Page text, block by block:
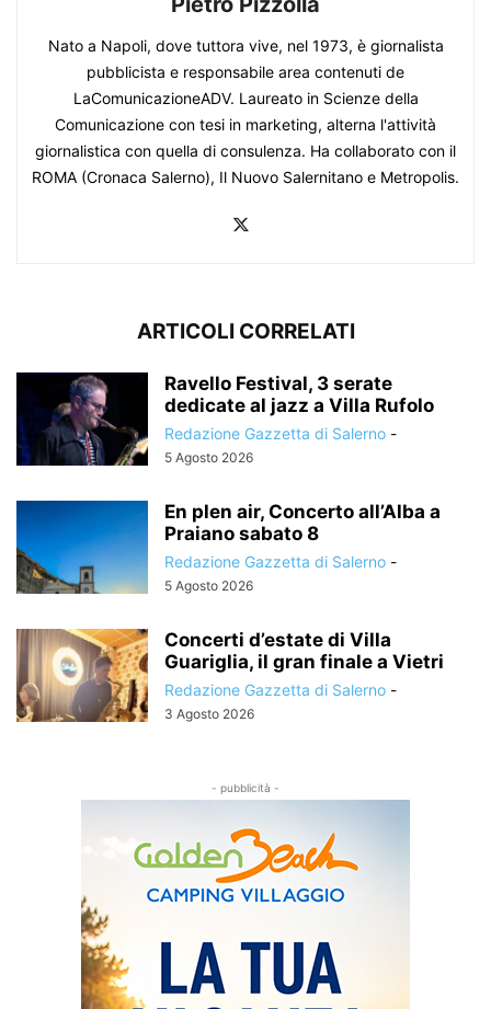
Nato a Napoli, dove tuttora vive, nel 1973, è giornalista
pubblicista e responsabile area contenuti de
LaComunicazioneADV. Laureato in Scienze della
Comunicazione con tesi in marketing, alterna l'attività
giornalistica con quella di consulenza. Ha collaborato con il
ROMA (Cronaca Salerno), Il Nuovo Salernitano e Metropolis.
ARTICOLI CORRELATI
Ravello Festival, 3 serate
dedicate al jazz a Villa Rufolo
Redazione Gazzetta di Salerno -
5 Agosto 2026
En plen air, Concerto all’Alba a
Praiano sabato 8
Redazione Gazzetta di Salerno -
5 Agosto 2026
Concerti d’estate di Villa
Guariglia, il gran finale a Vietri
Redazione Gazzetta di Salerno -
3 Agosto 2026
- pubblicità -